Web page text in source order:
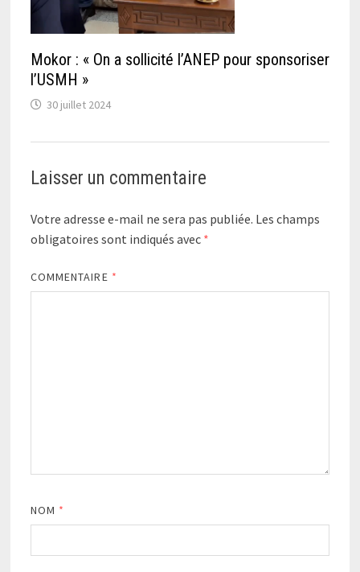
Mokor : « On a sollicité l’ANEP pour sponsoriser
l’USMH »
30 juillet 2024
Laisser un commentaire
Votre adresse e-mail ne sera pas publiée. Les champs
obligatoires sont indiqués avec *
COMMENTAIRE *
NOM *